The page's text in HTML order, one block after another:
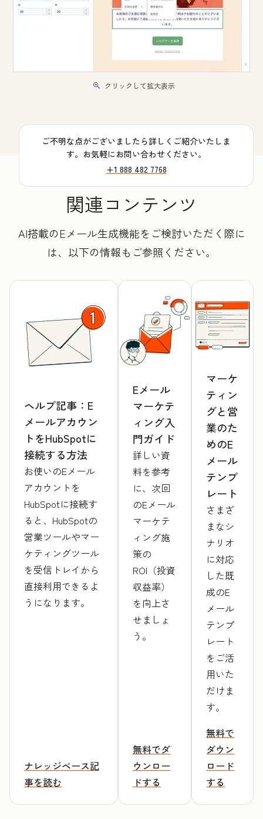
クリックして拡大表示
ご不明な点がございましたら詳しくご紹介いたしま
す。お気軽にお問い合わせください。
+1 888 482 7768
関連コンテンツ
AI搭載のEメール生成機能をご検討いただく際に
は、以下の情報もご参照ください。
ヘルプ記事：E
メールアカウン
トをHubSpotに
接続する方法
お使いのEメール
アカウントを
HubSpotに接続す
ると、HubSpotの
営業ツールやマー
ケティングツール
を受信トレイから
直接利用できるよ
うになります。
ナレッジベース記
事を読む
Eメール
マーケテ
ィング入
門ガイド
詳しい資
料を参考
に、次回
のEメール
マーケテ
ィング施
策の
ROI（投資
収益率）
を向上さ
せましょ
う。
無料でダ
ウンロー
ドする
マーケ
ティン
グと営
業のた
めのE
メール
テンプ
レート
さまざ
まなシ
ナリオ
に対応
した既
成のE
メール
テンプ
レート
をご活
用いた
だけま
す。
無料で
ダウン
ロード
する